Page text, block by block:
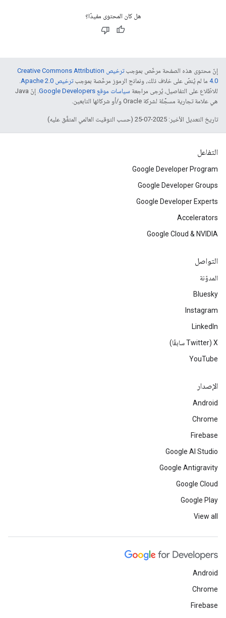
هل كان المحتوى مفيدًا؟
إنّ محتوى هذه الصفحة مرخّص بموجب
ترخيص Creative Commons Attribution
4.0‏ ما لم يُنصّ على خلاف ذلك، ونماذج الرموز مرخّصة بموجبترخيص Apache 2.0‏
.
للاطّلاع على التفاصيل، يُرجى مراجعة سياسات موقع Google Developers‏
. إنّ Java
هي علامة تجارية مسجَّلة لشركة Oracle و/أو شركائها التابعين.
تاريخ التعديل الأخير: 2025-07-25 (حسب التوقيت العالمي المتفَّق عليه)
التفاعل
Google Developer Program
Google Developer Groups
Google Developer Experts
Accelerators
Google Cloud & NVIDIA
التواصل
المدوّنة
Bluesky
Instagram
LinkedIn
‫X ‏(Twitter سابقًا)
YouTube
الإصدار
Android
Chrome
Firebase
Google AI Studio
Google Antigravity
Google Cloud
Google Play
View all
Android
Chrome
Firebase